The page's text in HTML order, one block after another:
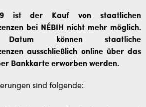
ist der Kauf von staatlichen
bei NÉBIH nicht mehr möglich.
können staatliche
ausschließlich online über das
Bankkarte erworben werden.
sind folgende: